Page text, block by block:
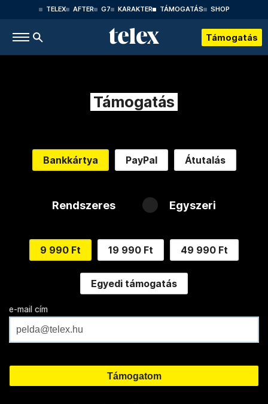
TELEX AFTER G7 KARAKTER TÁMOGATÁS SHOP
Támogatás
Támogatás
Bankkártya PayPal Átutalás
Rendszeres Egyszeri
9 990 Ft 19 990 Ft 49 990 Ft
Egyedi támogatás
e-mail cím